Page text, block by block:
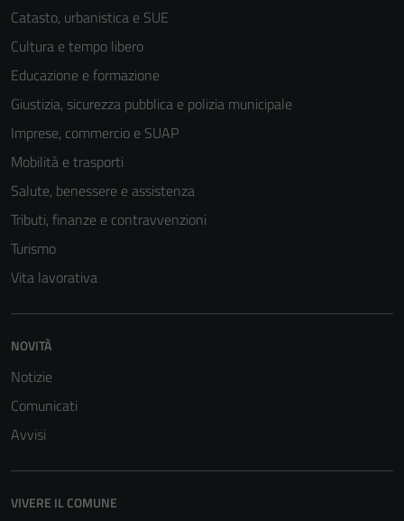
Catasto, urbanistica e SUE
Cultura e tempo libero
Educazione e formazione
Giustizia, sicurezza pubblica e polizia municipale
Imprese, commercio e SUAP
Mobilità e trasporti
Salute, benessere e assistenza
Tributi, finanze e contravvenzioni
Turismo
Vita lavorativa
NOVITÀ
Notizie
Comunicati
Avvisi
VIVERE IL COMUNE